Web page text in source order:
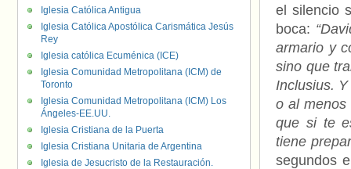
el silencio
boca:
armario y
sino que
Inclusius.
o al
que si te
tiene
segundos
Iglesia Católica Antigua
Iglesia Católica Apostólica Carismática Jesús
Rey
Iglesia católica Ecuménica (ICE)
Iglesia Comunidad Metropolitana (ICM) de
Toronto
Iglesia Comunidad Metropolitana (ICM) Los
Ángeles-EE.UU.
Iglesia Cristiana de la Puerta
Iglesia Cristiana Unitaria de Argentina
Iglesia de Jesucristo de la Restauración.